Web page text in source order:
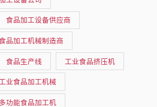
食品加工设备供应商
品加工机械制造商
食品生产线 工业食品挤压机
工业食品加工机械
多功能食品加工机